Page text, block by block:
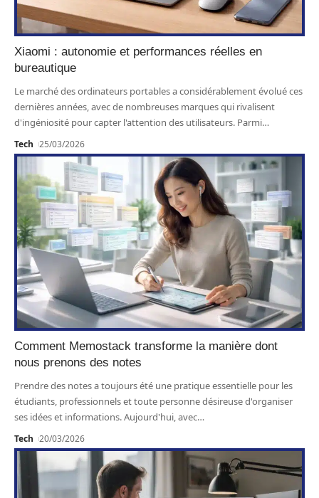
Xiaomi : autonomie et performances réelles en
bureautique
Le marché des ordinateurs portables a considérablement évolué ces
dernières années, avec de nombreuses marques qui rivalisent
d'ingéniosité pour capter l'attention des utilisateurs. Parmi…
Tech 25/03/2026
Comment Memostack transforme la manière dont
nous prenons des notes
Prendre des notes a toujours été une pratique essentielle pour les
étudiants, professionnels et toute personne désireuse d'organiser
ses idées et informations. Aujourd'hui, avec…
Tech 20/03/2026